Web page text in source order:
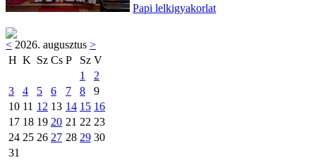
Papi lelkigyakorlat
< 2026. augusztus >
H K Sz Cs P Sz V
1
2
3
4 5 6 7 8
9
10 11 12 13 14 15 16
17 18 19 20 21 22 23
24 25 26 27 28 29 30
31